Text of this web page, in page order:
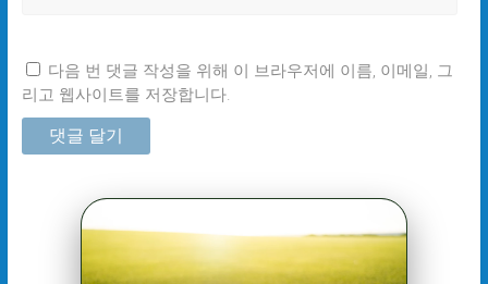
다음 번 댓글 작성을 위해 이 브라우저에 이름, 이메일, 그
리고 웹사이트를 저장합니다.